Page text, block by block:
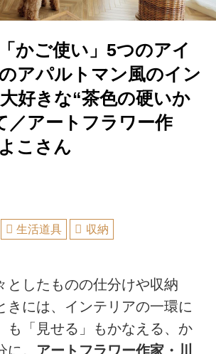
かご使い」5つのアイ
アパルトマン風のイン
好きな“茶色の硬いか
／アートフラワー作
こさん
生活道具 収納
としたものの仕分けや収納
きには、インテリアの一環に
も「見せる」もかなえる、か
。 アートフラワー作家・川